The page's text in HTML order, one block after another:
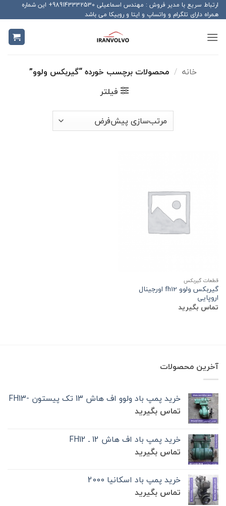
Skip
to
content
ارتباط سریع با مدیر فروش : مهندس اسماعیلی 989143332530+ این شماره
همراه دارای تلگرام و واتساپ و ایتا و روبیکا می باشد
خانه / محصولات برچسب خورده “گیربکس ولوو”
فیلتر
قطعات گیربکس
گیربکس ولوو fh12 اورجینال
اروپایی
تماس بگیرید
آخرین محصولات
خرید پمپ باد ولوو اف هاش 13 تک‌ پیستون -FH13
تماس بگیرید
خرید پمپ باد اف هاش 12 ـ FH12
تماس بگیرید
خرید پمپ باد اسکانیا 2000
تماس بگیرید